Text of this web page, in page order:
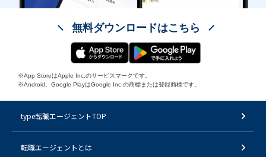
無料ダウンロードはこちら
※App StoreはApple Inc.のサービスマークです。
※Android、Google PlayはGoogle Inc.の商標または登録商標です。
type転職エージェントTOP
転職エージェントとは